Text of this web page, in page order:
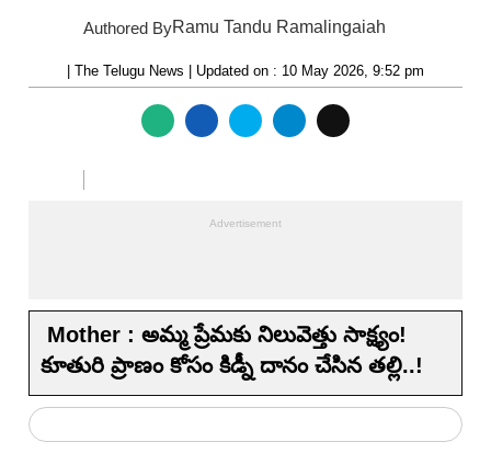
Authored ByRamu Tandu Ramalingaiah
| The Telugu News | Updated on : 10 May 2026, 9:52 pm
Mother : అమ్మ ప్రేమకు నిలువెత్తు సాక్ష్యం!
కూతురి ప్రాణం కోసం కిడ్నీ దానం చేసిన తల్లి..!